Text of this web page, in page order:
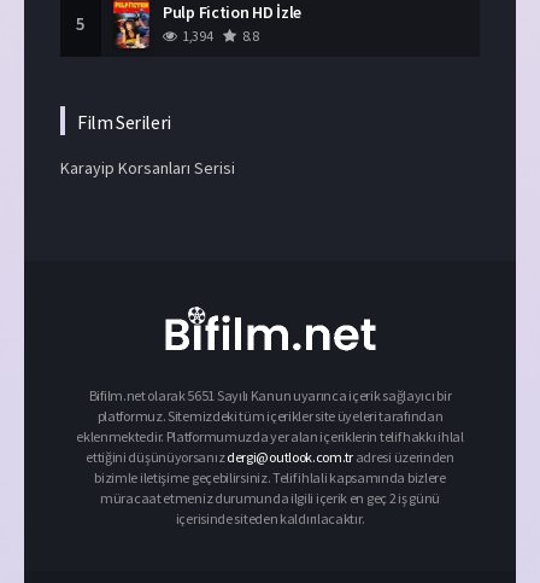
5 Pulp Fiction HD İzle
1,394 8.8
Film Serileri
Karayip Korsanları Serisi
Bifilm.net olarak 5651 Sayılı Kanun uyarınca içerik sağlayıcı bir
platformuz. Sitemizdeki tüm içerikler site üyeleri tarafından
eklenmektedir. Platformumuzda yer alan içeriklerin telif hakkı ihlal
ettiğini düşünüyorsanızdergi@outlook.com.tr adresi üzerinden
bizimle iletişime geçebilirsiniz. Telif ihlali kapsamında bizlere
müracaat etmeniz durumunda ilgili içerik en geç 2 iş günü
içerisinde siteden kaldırılacaktır.